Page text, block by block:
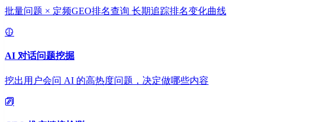
批量问题 × 定频GEO排名查询 长期追踪排名变化曲线
AI 对话问题挖掘
挖出用户会问 AI 的高热度问题，决定做哪些内容